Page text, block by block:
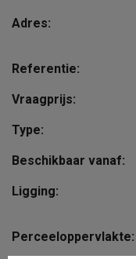
Adres:
Referentie:
Vraagprijs:
Type:
Beschikbaar vanaf:
Ligging:
Perceeloppervlakte: